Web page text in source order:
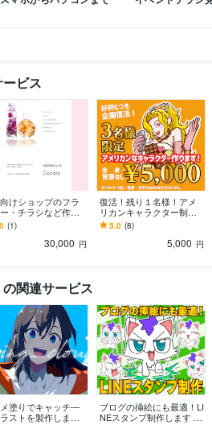
Premiere Pro:5年Adobe Illustrator:25年
クター作成
イラスト
年2月
ビス
けショップのフラ
・チラシなど作り
フェやヘアサロン
らかい雰囲気が好
(1)
30,000 円
復活！残り１名様！アメ
リカンキャラクター制作
します 【超格安！】全身
キャラ最低価格5,000円！
5.0 (8)
5,000 円
関連サービス
塗りでキャッチ―
ストを製作します
ブログの挿絵にも最適！LI
NEスタンプ制作します １